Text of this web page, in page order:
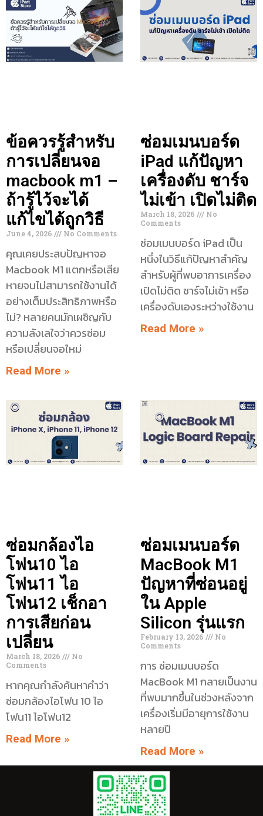
ข้อควรรู้สำหรับ
การเปลี่ยนจอ
macbook m1 –
ถ้ารู้ไว้จะได้
แก้ไขได้ถูกวิธี
June 4, 2026 No Comments
คุณเคยประสบปัญหาจอ
Macbook M1 แตกหรือเสีย
หายจนไม่สามารถใช้งานได้
อย่างเต็มประสิทธิภาพหรือ
ไม่? หลายคนมักเผชิญกับ
ความลังเลใจว่าควรซ่อม
หรือเปลี่ยนจอใหม่
Read More »
ซ่อมเมนบอร์ด
iPad แก้ปัญหา
เครื่องดับ ชาร์จ
ไม่เข้า เปิดไม่ติด
March 18, 2026
No
Comments
ซ่อมเมนบอร์ด iPad เป็น
หนึ่งในวิธีแก้ปัญหาสำคัญ
สำหรับผู้ที่พบอาการเครื่อง
เปิดไม่ติด ชาร์จไม่เข้า หรือ
เครื่องดับเองระหว่างใช้งาน
Read More »
ซ่อมกล้องไอ
โฟน10 ไอ
โฟน11 ไอ
โฟน12 เช็กอา
การเสียก่อน
เปลี่ยน
March 18, 2026
No
Comments
หากคุณกำลังค้นหาคำว่า
ซ่อมกล้องไอโฟน 10 ไอ
โฟน11 ไอโฟน12
Read More »
ซ่อมเมนบอร์ด
MacBook M1
ปัญหาที่ซ่อนอยู่
ใน Apple
Silicon รุ่นแรก
February 13, 2026
No
Comments
การ ซ่อมเมนบอร์ด
MacBook M1 กลายเป็นงาน
ที่พบมากขึ้นในช่วงหลังจาก
เครื่องเริ่มมีอายุการใช้งาน
หลายปี
Read More »